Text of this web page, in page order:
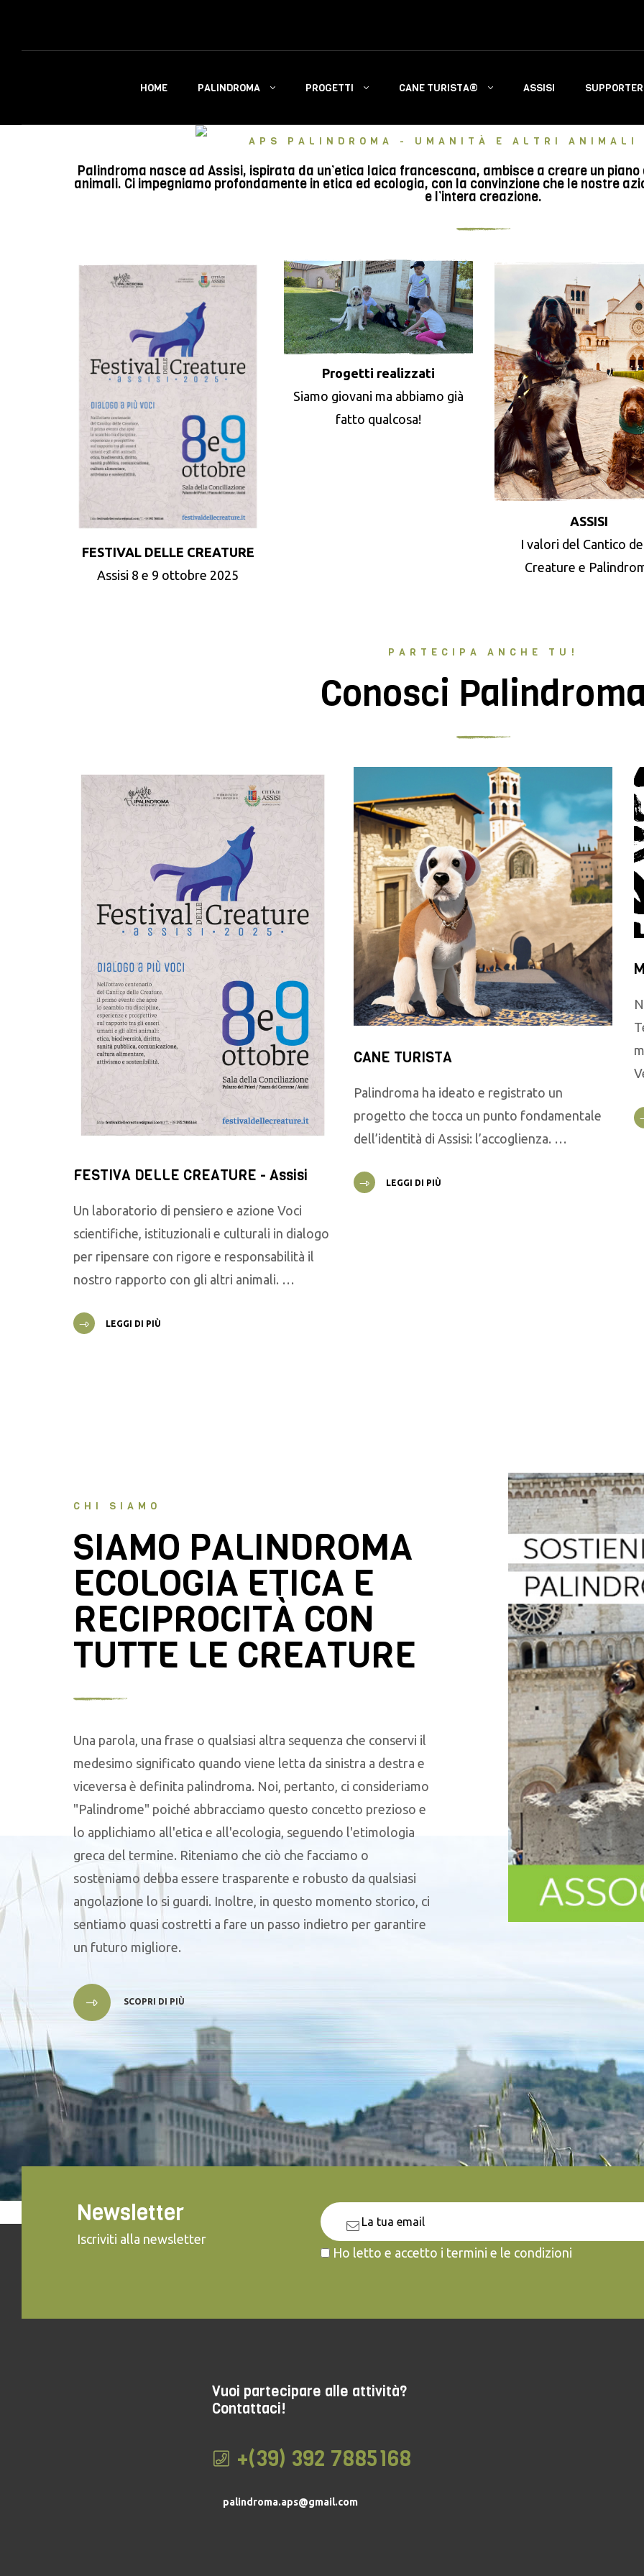
HOME PALINDROMA PROGETTI CANE TURISTA® ASSISI
APS PALINDROMA - UMANITÀ E ALTRI
Palindroma nasce ad Assisi, ispirata da un’etica laica francescana, ambisce a creare un
animali. Ci impegniamo profondamente in etica ed ecologia, con la convinzione che le nostre
e l’intera creazione.
FESTIVAL DELLE CREATURE
Assisi 8 e 9 ottobre 2025
Progetti realizzati
Siamo giovani ma abbiamo già
fatto qualcosa!
ASSISI
I valori del Cantico
Creature e
PARTECIPA ANCHE TU!
Conosci
FESTIVA DELLE CREATURE - Assisi
Un laboratorio di pensiero e azione Voci
scientifiche, istituzionali e culturali in dialogo
per ripensare con rigore e responsabilità il
nostro rapporto con gli altri animali. …
LEGGI DI PIÙ
CANE TURISTA
Palindroma ha ideato e registrato un
progetto che tocca un punto fondamentale
dell’identità di Assisi: l’accoglienza. …
LEGGI DI PIÙ
CHI SIAMO
SIAMO PALINDROMA
ECOLOGIA ETICA E
RECIPROCITÀ CON
TUTTE LE CREATURE
Una parola, una frase o qualsiasi altra sequenza che conservi il
medesimo significato quando viene letta da sinistra a destra e
viceversa è definita palindroma. Noi, pertanto, ci consideriamo
"Palindrome" poiché abbracciamo questo concetto prezioso e
lo applichiamo all'etica e all'ecologia, seguendo l'etimologia
greca del termine. Riteniamo che ciò che facciamo o
sosteniamo debba essere trasparente e robusto da qualsiasi
angolazione lo si guardi. Inoltre, in questo momento storico, ci
sentiamo quasi costretti a fare un passo indietro per garantire
un futuro migliore.
SCOPRI DI PIÙ
Newsletter
Iscriviti alla newsletter
Ho letto e accetto i termini e le condizioni
Vuoi partecipare alle attività?
Contattaci!
+(39) 392 7885168
palindroma.aps@gmail.com